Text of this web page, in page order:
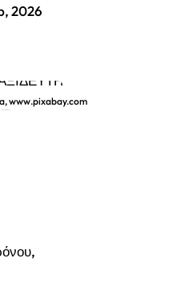
2026
www.pixabay.com